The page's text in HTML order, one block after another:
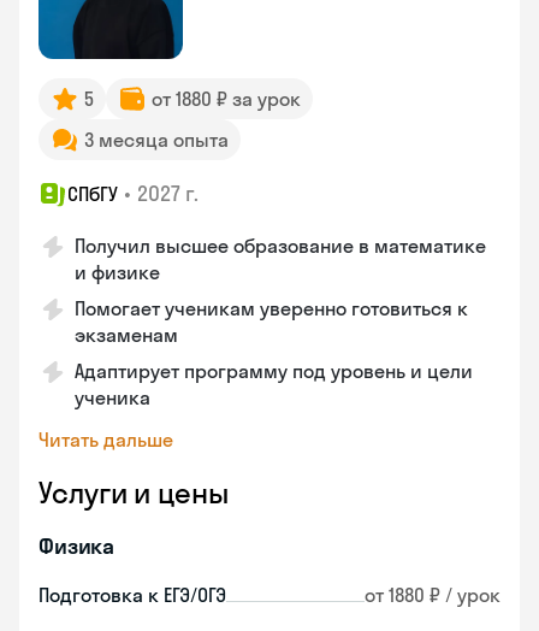
5
от 1880 ₽ за урок
3 месяца опыта
СПбГУ • 2027 г.
Получил высшее образование в математике
и физике
Помогает ученикам уверенно готовиться к
экзаменам
Адаптирует программу под уровень и цели
ученика
Читать дальше
Услуги и цены
Физика
Подготовка к ЕГЭ/ОГЭ от 1880 ₽ / урок